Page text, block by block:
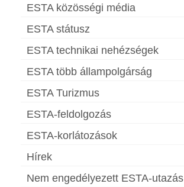
ESTA közösségi média
ESTA státusz
ESTA technikai nehézségek
ESTA több állampolgárság
ESTA Turizmus
ESTA-feldolgozás
ESTA-korlátozások
Hírek
Nem engedélyezett ESTA-utazás